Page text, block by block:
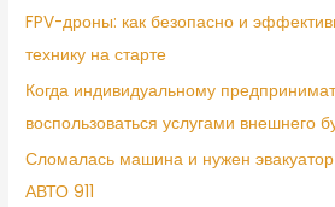
FPV-дроны: как безопасно и
технику на старте
Когда индивидуальному
воспользоваться услугами внешнего
Сломалась машина и нужен
АВТО 911